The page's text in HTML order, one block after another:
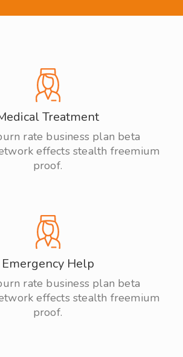
Treatment
rate business plan beta
effects stealth freemium
proof.
Emergency Help
rate business plan beta
effects stealth freemium
proof.